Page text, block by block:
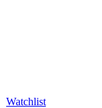
Watchlist